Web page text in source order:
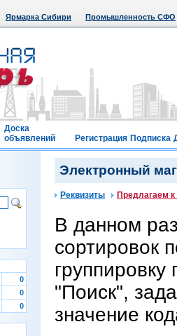
Ярмарка Сибири Промышленность СФО
Доска
объявлений
Регистрация Подписка
0
0
0
Электронный
Реквизиты Предлагаем
В данном
сортировок
"Поиск",
значение